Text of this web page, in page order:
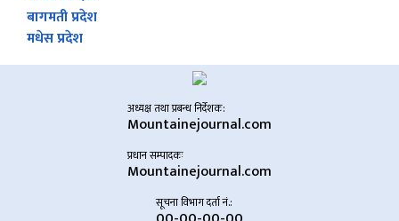
बागमती प्रदेश
मधेस प्रदेश
अध्यक्ष तथा प्रबन्ध निर्देशक:
Mountainejournal.com
प्रधान सम्पादकः
Mountainejournal.com
सूचना विभाग दर्ता नं.: